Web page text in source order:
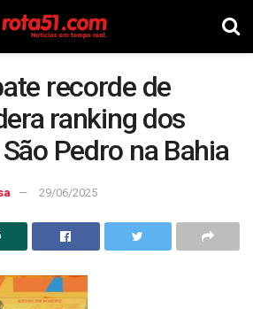
recorde de
ranking dos
Pedro na Bahia
29/06/2025